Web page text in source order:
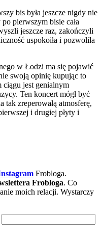
bis była jeszcze nigdy nie
pierwszym bisie cała
jeszcze raz, zakończyli
uspokoiła i pozwoliła
w Łodzi ma się pojawić
swoją opinię kupując to
jest genialnym
Ten koncert mógł być
zreperowałą atmosferę,
i drugiej płyty i
Frobloga.
Frobloga. Co
moich relacji. Wystarczy